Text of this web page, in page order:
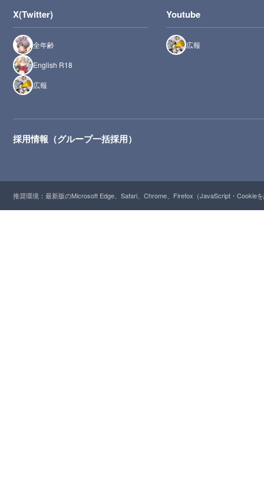
X(Twitter)
全年齢
English R18
広報
Youtube
広報
採用情報（グループ一括採用）
推奨環境：最新版のMicrosoft Edge、Safari、Chrome、Firefox（JavaScript・Cookie